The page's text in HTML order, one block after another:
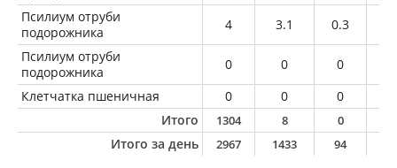
Псилиум отруби
подорожника
4 3.1 0.3
Псилиум отруби
подорожника
0 0 0
Клетчатка пшеничная
0 0 0
Итого
1304 8 0
Итого за день 2967 1433 94